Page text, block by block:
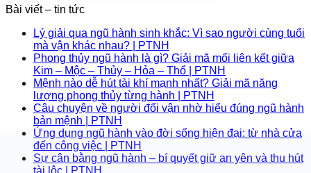
Bài viết – tin tức
Lý giải qua ngũ hành sinh khắc: Vì sao người cùng tuổi
mà vận khác nhau? | PTNH
Phong thủy ngũ hành là gì? Giải mã mối liên kết giữa
Kim – Mộc – Thủy – Hỏa – Thổ | PTNH
Mệnh nào dễ hút tài khí mạnh nhất? Giải mã năng
lượng phong thủy từng hành | PTNH
Câu chuyện về người đổi vận nhờ hiểu đúng ngũ hành
bản mệnh | PTNH
Ứng dụng ngũ hành vào đời sống hiện đại: từ nhà cửa
đến công việc | PTNH
Sự cân bằng ngũ hành – bí quyết giữ an yên và thu hút
tài lộc | PTNH